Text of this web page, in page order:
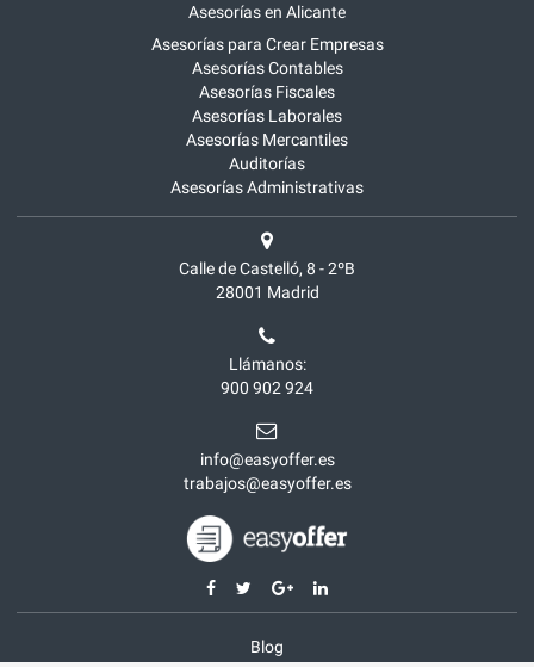
Asesorías en Alicante
Asesorías para Crear Empresas
Asesorías Contables
Asesorías Fiscales
Asesorías Laborales
Asesorías Mercantiles
Auditorías
Asesorías Administrativas
Calle de Castelló, 8 - 2ºB
28001 Madrid
Llámanos:
900 902 924
info@easyoffer.es
trabajos@easyoffer.es
Blog